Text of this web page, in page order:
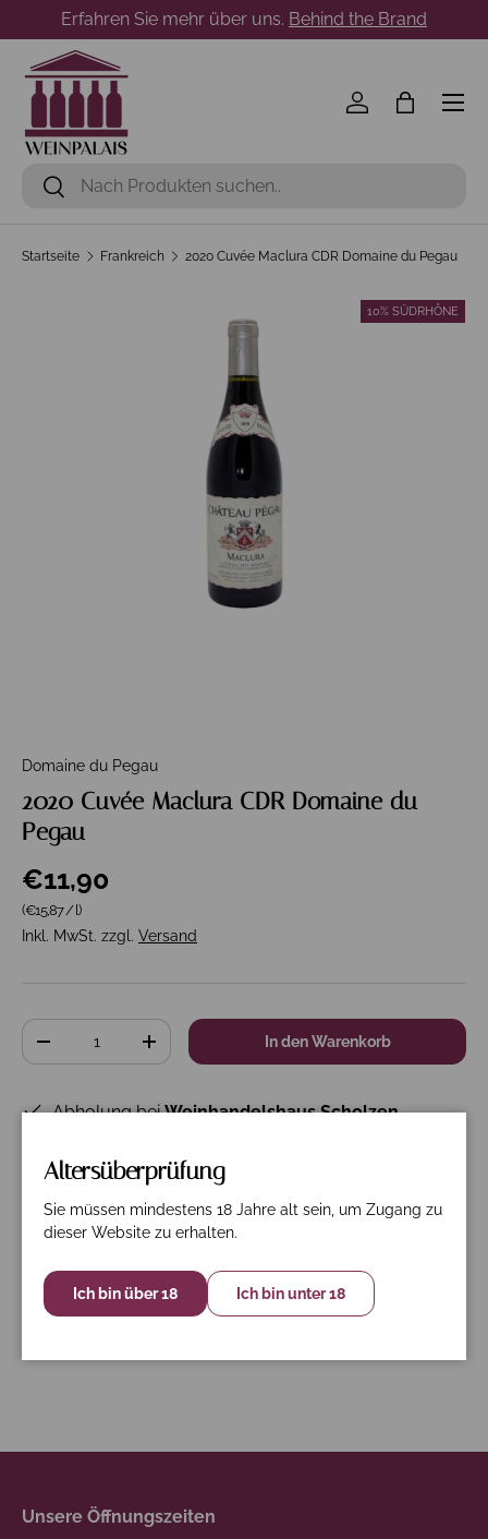
Direkt zum Inhalt
Erfahren Sie mehr über uns. Behind the Brand
Suchen
Suchen
Einloggen
Menü
Startseite Frankreich 2020 Cuvée Maclura CDR Domaine du Pegau
10% SÜDRHÔNE
Domaine du Pegau
2020 Cuvée Maclura CDR Domaine du
Pegau
€11,90
Grundpreis
(€15,87/l)
Inkl. MwSt. zzgl. Versand
Anzahl
+ In den Warenkorb
Abholung beiWeinhandelshaus Scholzen
Gewöhnlich fertig in 24 Stunden
Beschreibung Spezifikation Nährwerte
Altersüberprüfung
Sie müssen mindestens 18 Jahre alt sein, um Zugang zu
dieser Website zu erhalten.
Ich bin über 18 Ich bin unter 18
Unsere Öffnungszeiten